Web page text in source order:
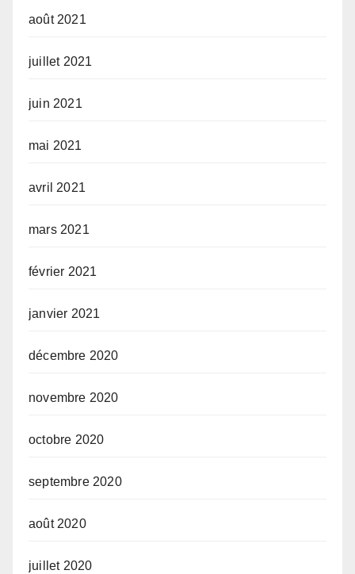
août 2021
juillet 2021
juin 2021
mai 2021
avril 2021
mars 2021
février 2021
janvier 2021
décembre 2020
novembre 2020
octobre 2020
septembre 2020
août 2020
juillet 2020